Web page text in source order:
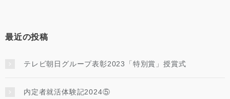
最近の投稿
テレビ朝日グループ表彰2023「特別賞」授賞式
内定者就活体験記2024⑤